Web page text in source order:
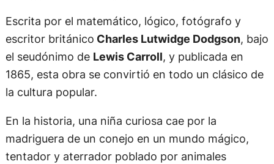
Escrita por el matemático, lógico, fotógrafo y
escritor británico Charles Lutwidge Dodgson, bajo
el seudónimo de Lewis Carroll, y publicada en
1865, esta obra se convirtió en todo un clásico de
la cultura popular.
En la historia, una niña curiosa cae por la
madriguera de un conejo en un mundo mágico,
tentador y aterrador poblado por animales